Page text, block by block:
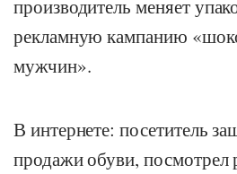
производитель меняет
рекламную кампанию
мужчин».
В интернете: посетитель
продажи обуви, посмотрел